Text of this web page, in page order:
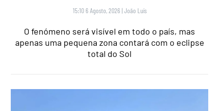
15:10 6 Agosto, 2026 |João Luís
O fenómeno será visível em todo o país, mas
apenas uma pequena zona contará com o eclipse
total do Sol